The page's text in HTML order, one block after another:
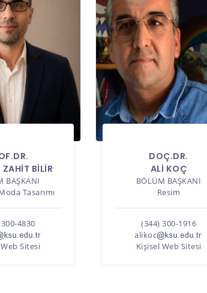
ZAHİT BİLİR
BAŞKANI
Tasarımı
4830
Sitesi
DOÇ.DR.
ALİ KOÇ
BÖLÜM BAŞKANI
Resim
(344) 300-1916
alikoc
Kişisel Web Sitesi